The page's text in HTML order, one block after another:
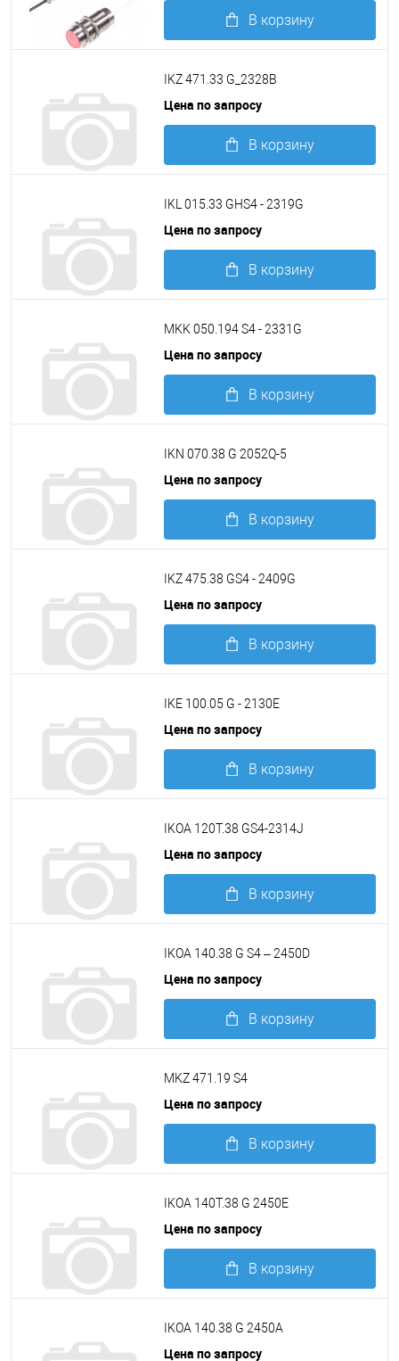
В корзину
IKZ 471.33 G_2328B
Цена по запросу
В корзину
IKL 015.33 GHS4 - 2319G
Цена по запросу
В корзину
MKK 050.194 S4 - 2331G
Цена по запросу
В корзину
IKN 070.38 G 2052Q-5
Цена по запросу
В корзину
IKZ 475.38 GS4 - 2409G
Цена по запросу
В корзину
IKE 100.05 G - 2130E
Цена по запросу
В корзину
IKOA 120T.38 GS4-2314J
Цена по запросу
В корзину
IKOA 140.38 G S4 – 2450D
Цена по запросу
В корзину
MKZ 471.19 S4
Цена по запросу
В корзину
IKOA 140T.38 G 2450Е
Цена по запросу
В корзину
IKOA 140.38 G 2450A
Цена по запросу